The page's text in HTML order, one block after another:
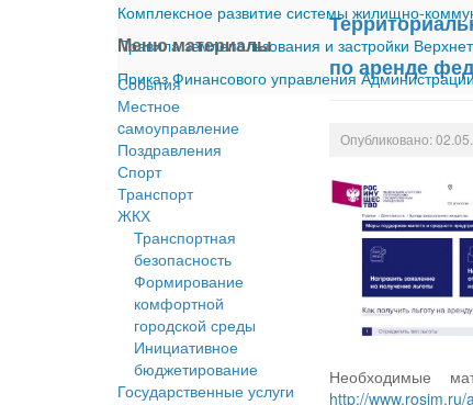
Комплексное развитие системы жилищно-
Правила землепользования и застройки
Приказ Финансового управления
Меню материалы
События
Местное
cамоуправление
Поздравления
Спорт
Транспорт
ЖКХ
Транспортная
безопасность
Формирование
комфортной
городской среды
Инициативное
бюджетирование
Государственные услуги
по аренде
Опубликовано:
Необходимые
http://